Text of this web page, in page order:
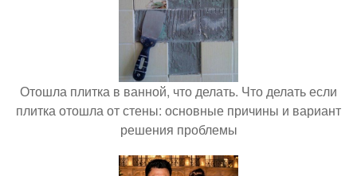
Отошла плитка в ванной, что делать. Что делать если
плитка отошла от стены: основные причины и вариант
решения проблемы